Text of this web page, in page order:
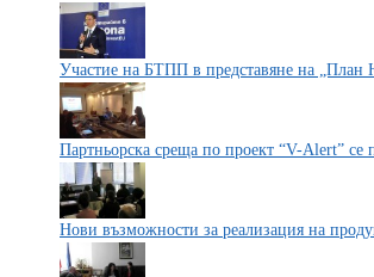
Участие на БТПП в представяне на
Партньорска среща по проект “V-Alert” се
Нови възможности за реализация на